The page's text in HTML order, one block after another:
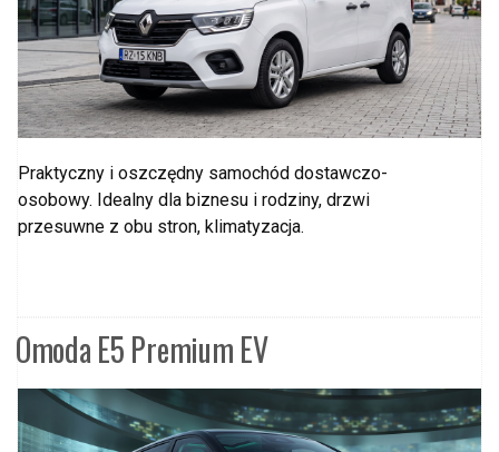
Praktyczny i oszczędny samochód dostawczo-
osobowy. Idealny dla biznesu i rodziny, drzwi
przesuwne z obu stron, klimatyzacja.
Omoda E5 Premium EV